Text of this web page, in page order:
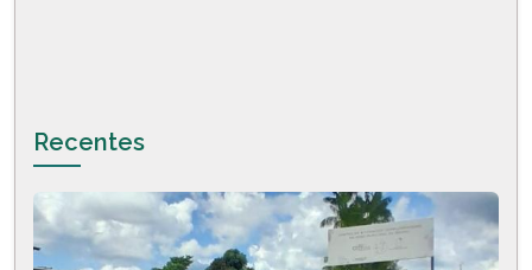
Recentes